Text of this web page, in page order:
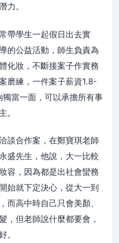
力。
帶學生一起假日出去實
的公益活動，師生負責為
化妝，不斷接案子作實務
磨練，一件案子薪資1.8-
當一面，可以承擔所有事
。
談合作案，在鄭寶琪老師
盛先生，他說，大一比較
容，因為都是出社會蠻務
始就下定決心，從大一到
而高中時自己只會美顏、
，但老師說什麼都要會，
。